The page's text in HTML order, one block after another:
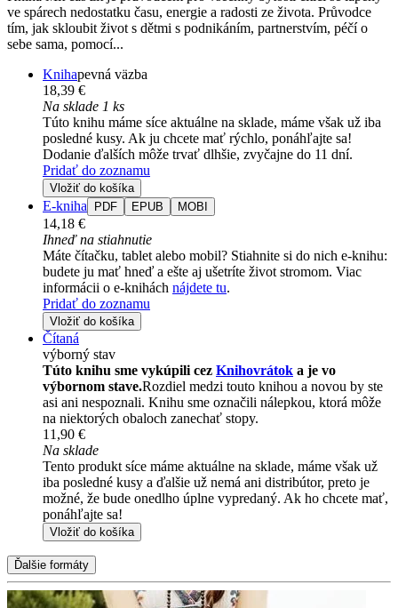
ve spárech nedostatku času, energie a radosti ze života. Průvodce
tím, jak skloubit život s dětmi s podnikáním, partnerstvím, péčí o
sebe sama, pomocí...
Knihapevná väzba
18,39 €
Na sklade 1 ks
Túto knihu máme síce aktuálne na sklade, máme však už iba
posledné kusy. Ak ju chcete mať rýchlo, ponáhľajte sa!
Dodanie ďalších môže trvať dlhšie, zvyčajne do 11 dní.
Pridať do zoznamu
Vložiť do košíka
E-kniha PDF EPUB MOBI
14,18 €
Ihneď na stiahnutie
Máte čítačku, tablet alebo mobil? Stiahnite si do nich e-knihu:
budete ju mať hneď a ešte aj ušetríte život stromom. Viac
informácii o e-knihách nájdete tu.
Pridať do zoznamu
Vložiť do košíka
Čítaná
výborný stav
Túto knihu sme vykúpili cez Knihovrátok a je vo
výbornom stave.Rozdiel medzi touto knihou a novou by ste
asi ani nespoznali. Knihu sme označili nálepkou, ktorá môže
na niektorých obaloch zanechať stopy.
11,90 €
Na sklade
Tento produkt síce máme aktuálne na sklade, máme však už
iba posledné kusy a ďalšie už nemá ani distribútor, preto je
možné, že bude onedlho úplne vypredaný. Ak ho chcete mať,
ponáhľajte sa!
Vložiť do košíka
Ďalšie formáty